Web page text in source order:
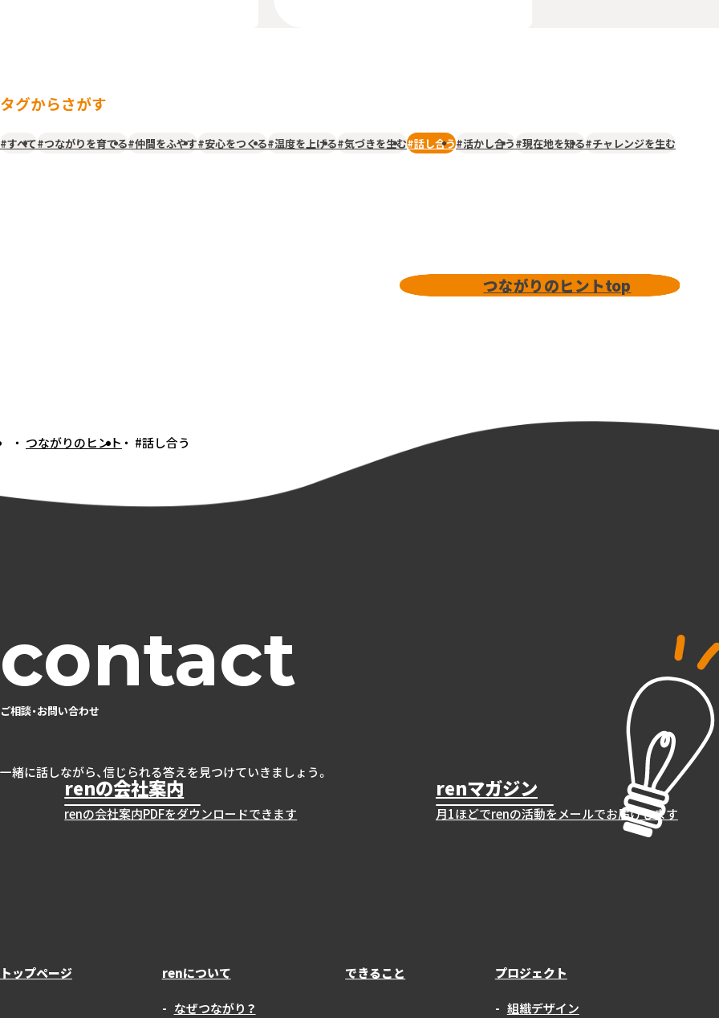
タグからさがす
#すべて#つながりを育てる#仲間をふやす#安心をつくる#温度を上げる#気づきを生む#話し合う#活かし合う#現在地を知る#チャレンジを生む
つながりのヒントtop
トップつながりのヒント #話し合う
ご相談・お問い合わせ
一緒に話しながら、信じられる答えを見つけていきましょう。
renの会社案内
renの会社案内PDFをダウンロードできます
renマガジン
月1ほどでrenの活動をメールでお届けします
トップページ renについて
なぜつながり？
できること プロジェクト
組織デザイン